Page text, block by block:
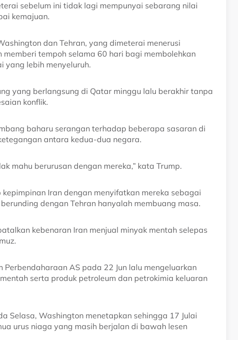
sebelum ini tidak lagi mempunyai sebarang nilai
kemajuan.
dan Tehran, yang dimeterai menerusi
tempoh selama 60 hari bagi membolehkan
yang lebih menyeluruh.
yang berlangsung di Qatar minggu lalu berakhir tanpa
konflik.
baharu serangan terhadap beberapa sasaran di
antara kedua-dua negara.
mahu berurusan dengan mereka,” kata Trump.
Iran dengan menyifatkan mereka sebagai
dengan Tehran hanyalah membuang masa.
kebenaran Iran menjual minyak mentah selepas
AS pada 22 Jun lalu mengeluarkan
serta produk petroleum dan petrokimia keluaran
Selasa, Washington menetapkan sehingga 17 Julai
urus niaga yang masih berjalan di bawah lesen